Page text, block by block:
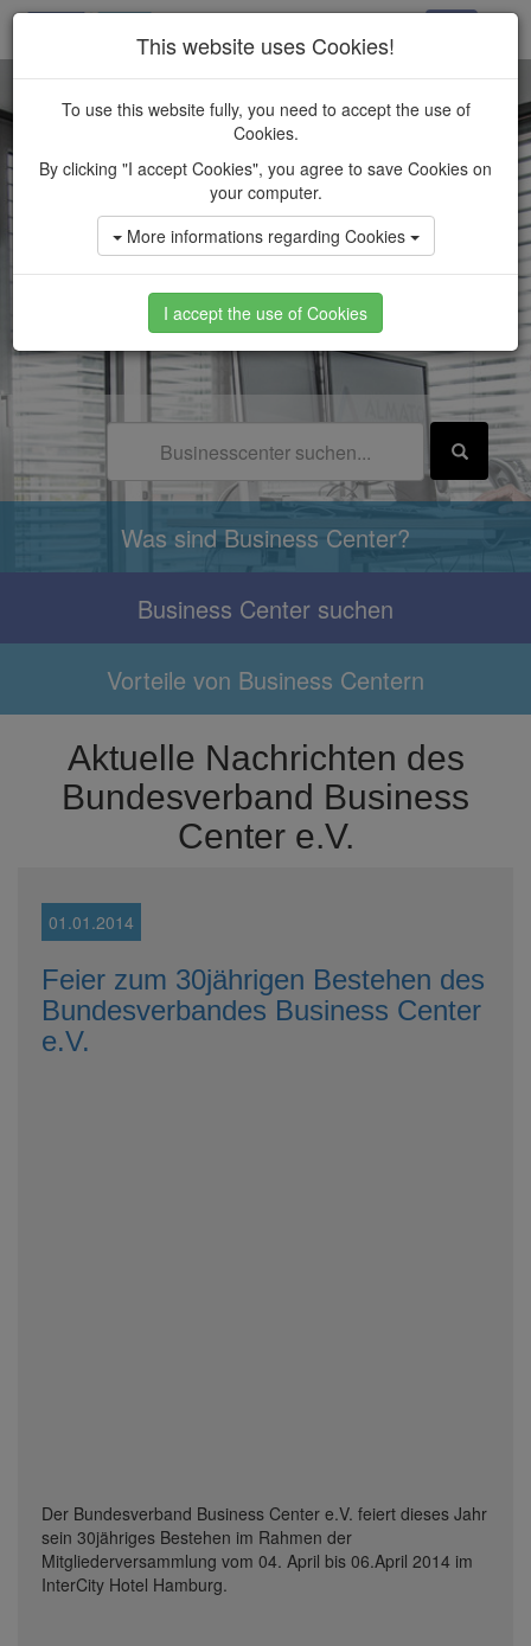
Was sind Business Center?
Business Center suchen
Vorteile von Business Centern
Aktuelle Nachrichten des
Bundesverband Business
Center e.V.
01.01.2014
Feier zum 30jährigen Bestehen des
Bundesverbandes Business Center
e.V.
Der Bundesverband Business Center e.V. feiert dieses Jahr
sein 30jähriges Bestehen im Rahmen der
Mitgliederversammlung vom 04. April bis 06.April 2014 im
InterCity Hotel Hamburg.
This website uses Cookies!
To use this website fully, you need to accept the use of
Cookies.
By clicking "I accept Cookies", you agree to save Cookies on
your computer.
More informations regarding Cookies
I accept the use of Cookies